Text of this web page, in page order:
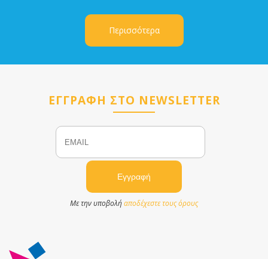
Περισσότερα
ΕΓΓΡΑΦΗ ΣΤΟ NEWSLETTER
Email
Με την υποβολήαποδέχεστε τους όρους